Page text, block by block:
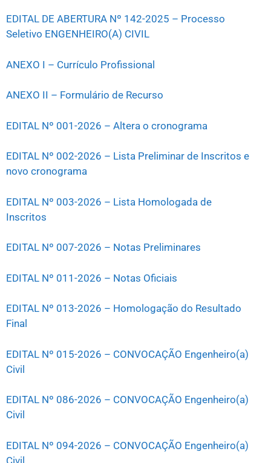
EDITAL DE ABERTURA Nº 142-2025 – Processo
Seletivo ENGENHEIRO(A) CIVIL
ANEXO I – Currículo Profissional
ANEXO II – Formulário de Recurso
EDITAL Nº 001-2026 – Altera o cronograma
EDITAL Nº 002-2026 – Lista Preliminar de Inscritos e
novo cronograma
EDITAL Nº 003-2026 – Lista Homologada de
Inscritos
EDITAL Nº 007-2026 – Notas Preliminares
EDITAL Nº 011-2026 – Notas Oficiais
EDITAL Nº 013-2026 – Homologação do Resultado
Final
EDITAL Nº 015-2026 – CONVOCAÇÃO Engenheiro(a)
Civil
EDITAL Nº 086-2026 – CONVOCAÇÃO Engenheiro(a)
Civil
EDITAL Nº 094-2026 – CONVOCAÇÃO Engenheiro(a)
Civil